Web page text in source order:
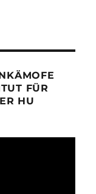
FÜR
HU